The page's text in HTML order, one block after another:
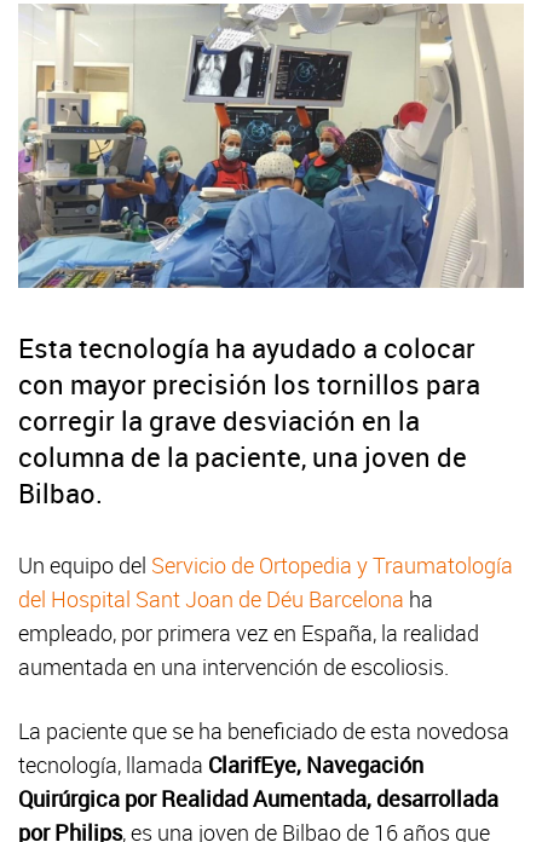
Esta tecnología ha ayudado a colocar
con mayor precisión los tornillos para
corregir la grave desviación en la
columna de la paciente, una joven de
Bilbao.
Un equipo del Servicio de Ortopedia y Traumatología
del Hospital Sant Joan de Déu Barcelona ha
empleado, por primera vez en España, la realidad
aumentada en una intervención de escoliosis.
La paciente que se ha beneficiado de esta novedosa
tecnología, llamada ClarifEye, Navegación
Quirúrgica por Realidad Aumentada, desarrollada
por Philips, es una joven de Bilbao de 16 años que